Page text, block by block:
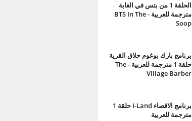
الحلقة 1 من بتس في الغابة
مترجمة للعربية - BTS In The
Soop
برنامج بارك بوغوم حلاق القرية
حلقة 1 مترجمة للعربية - The
Village Barber
برنامج الاقصاء I-Land حلقة 1
مترجمة للعربية